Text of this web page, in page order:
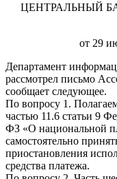
ЦЕНТРАЛЬНЫЙ
от 29
Департамент
рассмотрел письмо
сообщает следующее.
По вопросу 1.
частью 11.6 статьи 9
ФЗ «О национальной
самостоятельно
приостановления
средства платежа.